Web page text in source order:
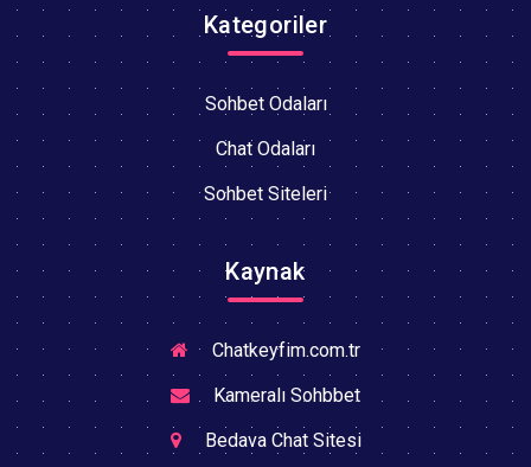
Kategoriler
Sohbet Odaları
Chat Odaları
Sohbet Siteleri
Kaynak
Chatkeyfim.com.tr
Kameralı Sohbbet
Bedava Chat Sitesi